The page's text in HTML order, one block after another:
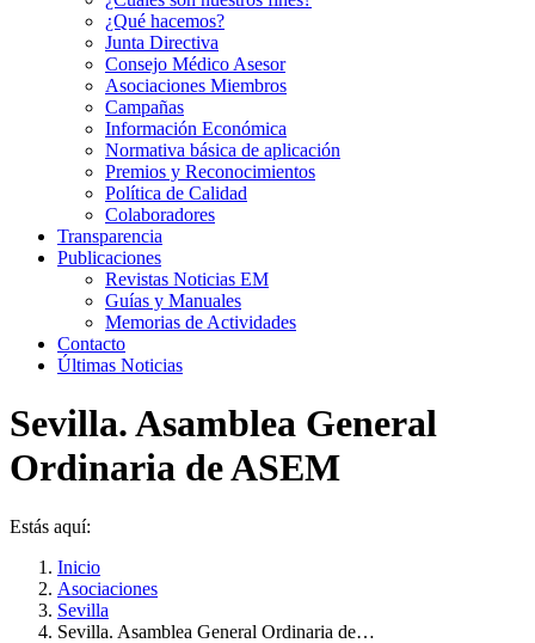
¿Qué hacemos?
Junta Directiva
Consejo Médico Asesor
Asociaciones Miembros
Campañas
Información Económica
Normativa básica de aplicación
Premios y Reconocimientos
Política de Calidad
Colaboradores
Transparencia
Publicaciones
Revistas Noticias EM
Guías y Manuales
Memorias de Actividades
Contacto
Últimas Noticias
Sevilla. Asamblea General
Ordinaria de ASEM
Estás aquí:
Inicio
Asociaciones
Sevilla
Sevilla. Asamblea General Ordinaria de…